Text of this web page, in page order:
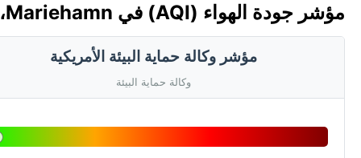
مؤشر جودة الهواء (AQI) في Mariehamn، جزر آلاند
مؤشر وكالة حماية البيئة الأمريكية
وكالة حماية البيئة